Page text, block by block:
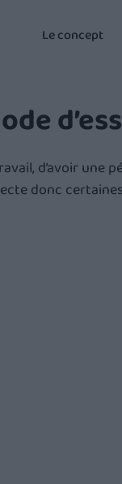
Le concept
d’avoir une
donc